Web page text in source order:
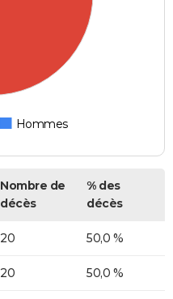
Hommes
Nombre de
décès
% des
décès
20 50,0 %
20 50,0 %